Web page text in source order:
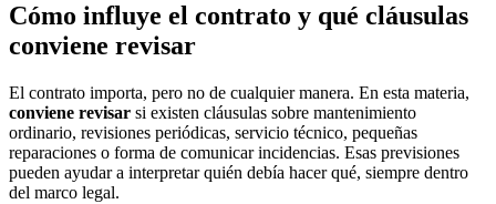
Cómo influye el contrato y qué cláusulas
conviene revisar
El contrato importa, pero no de cualquier manera. En esta materia,
conviene revisar si existen cláusulas sobre mantenimiento
ordinario, revisiones periódicas, servicio técnico, pequeñas
reparaciones o forma de comunicar incidencias. Esas previsiones
pueden ayudar a interpretar quién debía hacer qué, siempre dentro
del marco legal.